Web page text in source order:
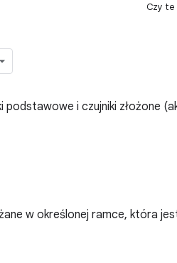
Czy te
podstawowe i czujniki złożone
w określonej ramce, która